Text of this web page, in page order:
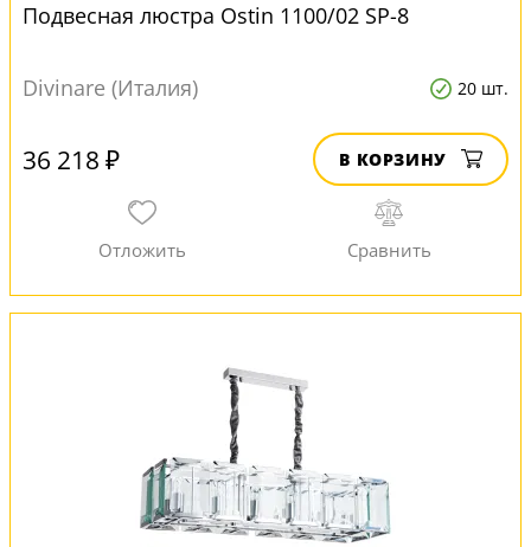
Подвесная люстра Ostin 1100/02 SP-8
Divinare (Италия) 20 шт.
36 218 ₽ В КОРЗИНУ